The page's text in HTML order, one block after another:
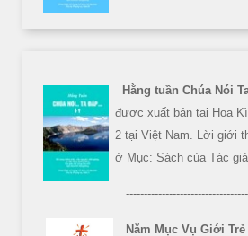
Hằng tuần Chúa Nói
được xuất bản tại Hoa
2 tại Việt Nam. Lời giới
ở Mục: Sách của Tác
Năm Mục Vụ Giới Trẻ